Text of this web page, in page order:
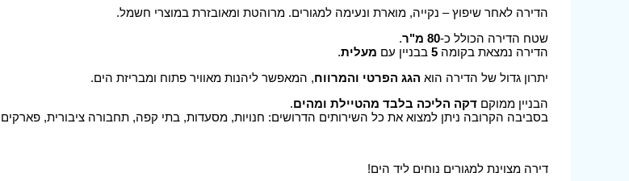
הדירה לאחר שיפוץ – נקייה, מוארת ונעימה למגורים. מרוהטת ומאובזרת במוצרי חשמל.
שטח הדירה הכולל כ-80 מ"ר
.
הדירה נמצאת בקומה 5 בבניין עם מעלית.
יתרון גדול של הדירה הוא הגג הפרטי והמרווח, המאפשר ליהנות מאוויר פתוח ומבריזת הים.
הבניין ממוקם דקה הליכה בלבד מהטיילת ומהים.
בסביבה הקרובה ניתן למצוא את כל השירותים הדרושים: חנויות, מסעדות, בתי קפה, תחבורה ציבורית, פארקים
דירה מצוינת למגורים נוחים ליד הים!